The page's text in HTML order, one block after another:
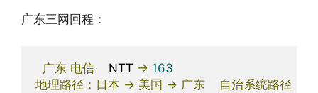
广东三网回程：
广东 电信
    NTT
-> 163
地理路径：日本 -> 美国 -> 广东 自治系统路径：